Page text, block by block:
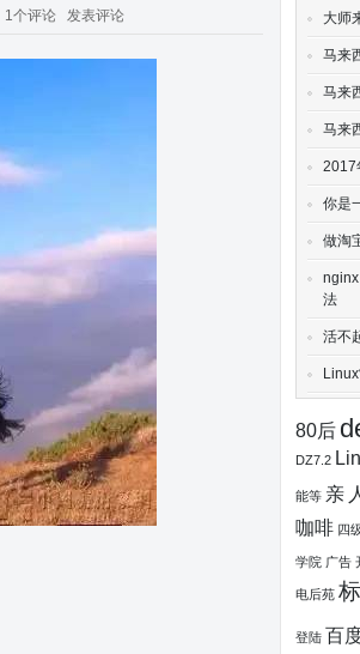
1个评论 发表评论 大师
马来
马来
马来
2017
你是
做淘
法
活不
80后
DZ7.2
能等 亲
咖啡 四
学院 广告
电后苑
登陆 百